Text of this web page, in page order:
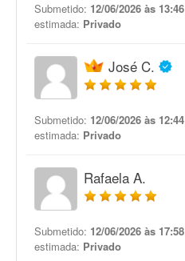
Submetido: 12/06/2026 às 13:46
estimada: Privado
José C.
Submetido: 12/06/2026 às 12:44
estimada: Privado
Rafaela A.
Submetido: 12/06/2026 às 17:58
estimada: Privado